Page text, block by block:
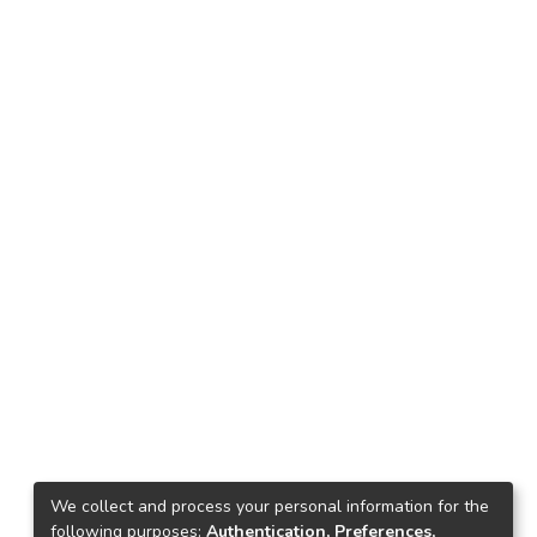
We collect and process your personal information for the
following purposes: Authentication, Preferences,